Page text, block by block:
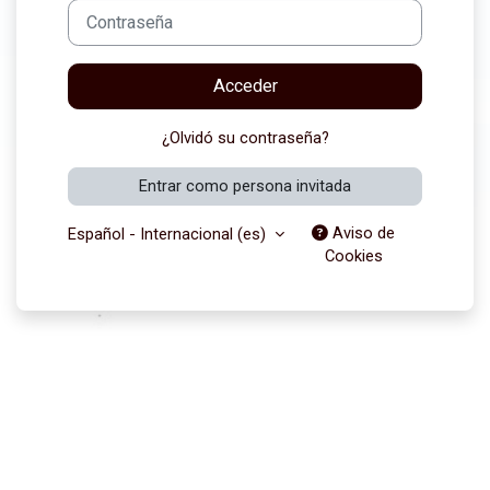
Contraseña
Acceder
¿Olvidó su contraseña?
Entrar como persona invitada
Español - Internacional ‎(es)‎
Aviso de
Cookies